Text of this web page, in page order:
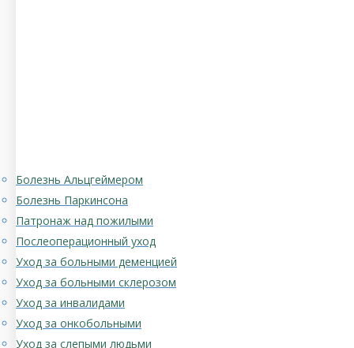
Болезнь Альцгеймером
Болезнь Паркинсона
Патронаж над пожилыми
Послеоперационный уход
Уход за больными деменцией
Уход за больными склерозом
Уход за инвалидами
Уход за онкобольными
Уход за слепыми людьми